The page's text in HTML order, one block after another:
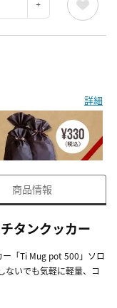
詳細
商品情報
タンクッカー
ー「Ti Mug pot 500」ソロ
ないでも気軽に軽量、コ